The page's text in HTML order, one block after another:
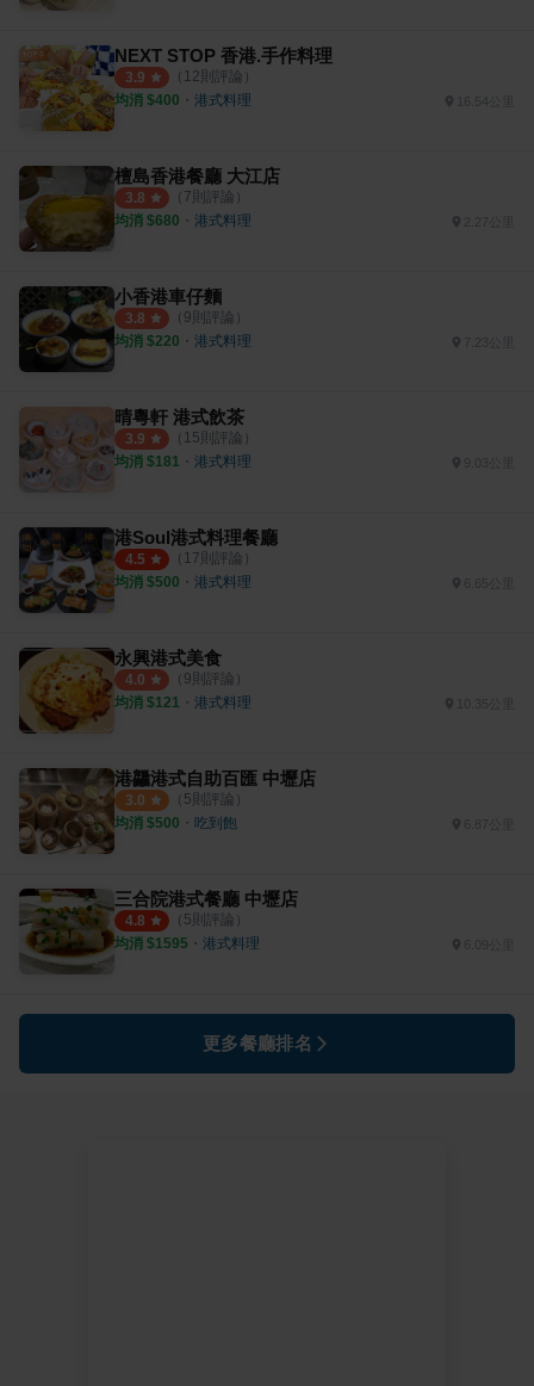
NEXT STOP 香港.手作料理
3.9 （ 12則評論）
均消 $400 ・ 港式料理 16.54公里
檀島香港餐廳 大江店
3.8 （ 7則評論）
均消 $680 ・ 港式料理
小香港車仔麵
3.8 （ 9則評論）
均消 $220 ・ 港式料理
晴粵軒 港式飲茶
3.9 （ 15則評論）
均消 $181 ・ 港式料理
港Soul港式料理餐廳
4.5 （ 17則評論）
均消 $500 ・ 港式料理 6.65公里
永興港式美食
4.0 （ 9則評論）
均消 $121 ・ 港式料理 10.35公里
港龘港式自助百匯 中壢店
3.0 （ 5則評論）
均消 $500 ・ 吃到飽
三合院港式餐廳 中壢店
4.8 （ 5則評論）
均消 $1595 ・ 港式料理
更多餐廳排名